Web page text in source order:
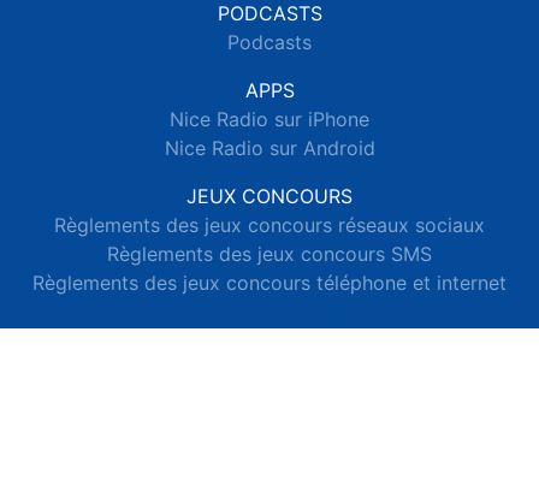
PODCASTS
Podcasts
APPS
Nice Radio sur iPhone
Nice Radio sur Android
JEUX CONCOURS
Règlements des jeux concours réseaux sociaux
Règlements des jeux concours SMS
Règlements des jeux concours téléphone et internet